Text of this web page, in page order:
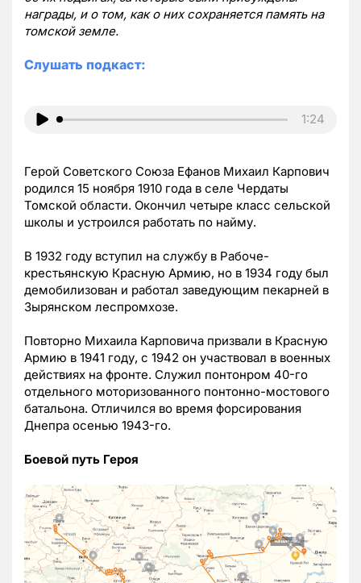
награды, и о том, как о них сохраняется память на
томской земле.
Слушать подкаст:
1:24
Герой Советского Союза Ефанов Михаил Карпович
родился 15 ноября 1910 года в селе Чердаты
Томской области. Окончил четыре класс сельской
школы и устроился работать по найму.
В 1932 году вступил на службу в Рабоче-
крестьянскую Красную Армию, но в 1934 году был
демобилизован и работал заведующим пекарней в
Зырянском леспромхозе.
Повторно Михаила Карповича призвали в Красную
Армию в 1941 году, с 1942 он участвовал в военных
действиях на фронте. Служил понтонром 40-го
отдельного моторизованного понтонно-мостового
батальона. Отличился во время форсирования
Днепра осенью 1943-го.
Боевой путь Героя